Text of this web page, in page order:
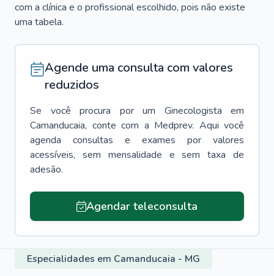
com a clínica e o profissional escolhido, pois não existe
uma tabela.
Agende uma consulta com valores
reduzidos
Se você procura por um Ginecologista
em
Camanducaia, conte com a Medprev. Aqui você
agenda consultas e exames por valores
acessíveis, sem mensalidade e sem taxa de
adesão.
Agendar teleconsulta
Especialidades em Camanducaia - MG